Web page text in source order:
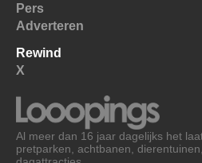
Pers
Adverteren
Rewind
X
Al meer dan 16 jaar dagelijks het
pretparken, achtbanen,